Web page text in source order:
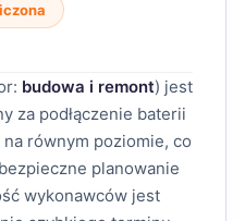
budowa i remont) jest
za podłączenie baterii
równym poziomie, co
planowanie
wykonawców jest